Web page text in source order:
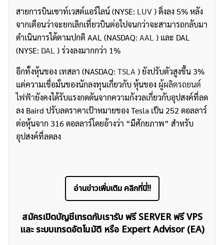
สายการบินเซาท์เวสต์แอร์ไลน์ (NYSE: LUV) ดิ่งลง 5% หลัง
จากเตือนว่าจะยกเลิกเที่ยวบินต่อไปจนกว่าจะสามารถกลับมา
ดำเนินการได้ตามปกติ AAL (NASDAQ: AAL) และ DAL
(NYSE: DAL) ร่วงลงมากกว่า 1%
อีกทั้งหุ้นของ เทสลา (NASDAQ: TSLA ) ยังปรับตัวสูงขึ้น 3%
แต่ความเชื่อมั่นของนักลงทุนเกี่ยวกับ หุ้นของ ผู้ผลิตรถยนต์
ไฟฟ้ายังคงได้รับแรงกดดันจากความกังวลเกี่ยวกับอุปสงค์ที่ลด
ลง Baird ปรับลดราคาเป้าหมายของ Tesla เป็น 252 ดอลลาร์
ต่อหุ้นจาก 316 ดอลลาร์โดยอ้างว่า “มีศักยภาพ” สำหรับ
อุปสงค์ที่ลดลง
อ่านข่าวเพิ่มเติม คลิกที่นี่!!
สมัครเปิดบัญชีเทรดกับเรารับ ฟรี SERVER ฟรี VPS
และ ระบบเทรดอัตโนมัติ หรือ Expert Advisor (EA)